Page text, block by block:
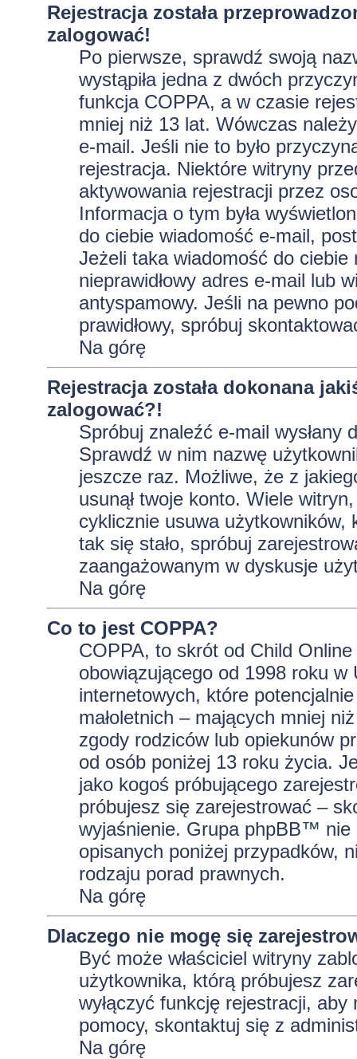
Rejestracja została
zalogować!
Po pierwsze, sprawdź swoją
wystąpiła jedna z dwóch
funkcja COPPA, a w czasie
mniej niż 13 lat. Wówczas
e-mail. Jeśli nie to było
rejestracja. Niektóre witryny
aktywowania rejestracji przez
Informacja o tym była
do ciebie wiadomość e-mail,
Jeżeli taka wiadomość do ciebie
nieprawidłowy adres e-mail lub
antyspamowy. Jeśli na pewno
prawidłowy, spróbuj
Na górę
Rejestracja została dokonana
zalogować?!
Spróbuj znaleźć e-mail wysłany
Sprawdź w nim nazwę
jeszcze raz. Możliwe, że z
usunął twoje konto. Wiele
cyklicznie usuwa użytkowników,
tak się stało, spróbuj
zaangażowanym w dyskusje
Na górę
Co to jest COPPA?
COPPA, to skrót od Child
obowiązującego od 1998 roku w
internetowych, które
małoletnich – mających mniej
zgody rodziców lub opiekunów
od osób poniżej 13 roku życia.
jako kogoś próbującego
próbujesz się zarejestrować –
wyjaśnienie. Grupa phpBB™ nie
opisanych poniżej przypadków,
rodzaju porad prawnych.
Na górę
Dlaczego nie mogę się
Być może właściciel witryny
użytkownika, którą próbujesz
wyłączyć funkcję rejestracji,
pomocy, skontaktuj się z
Na górę